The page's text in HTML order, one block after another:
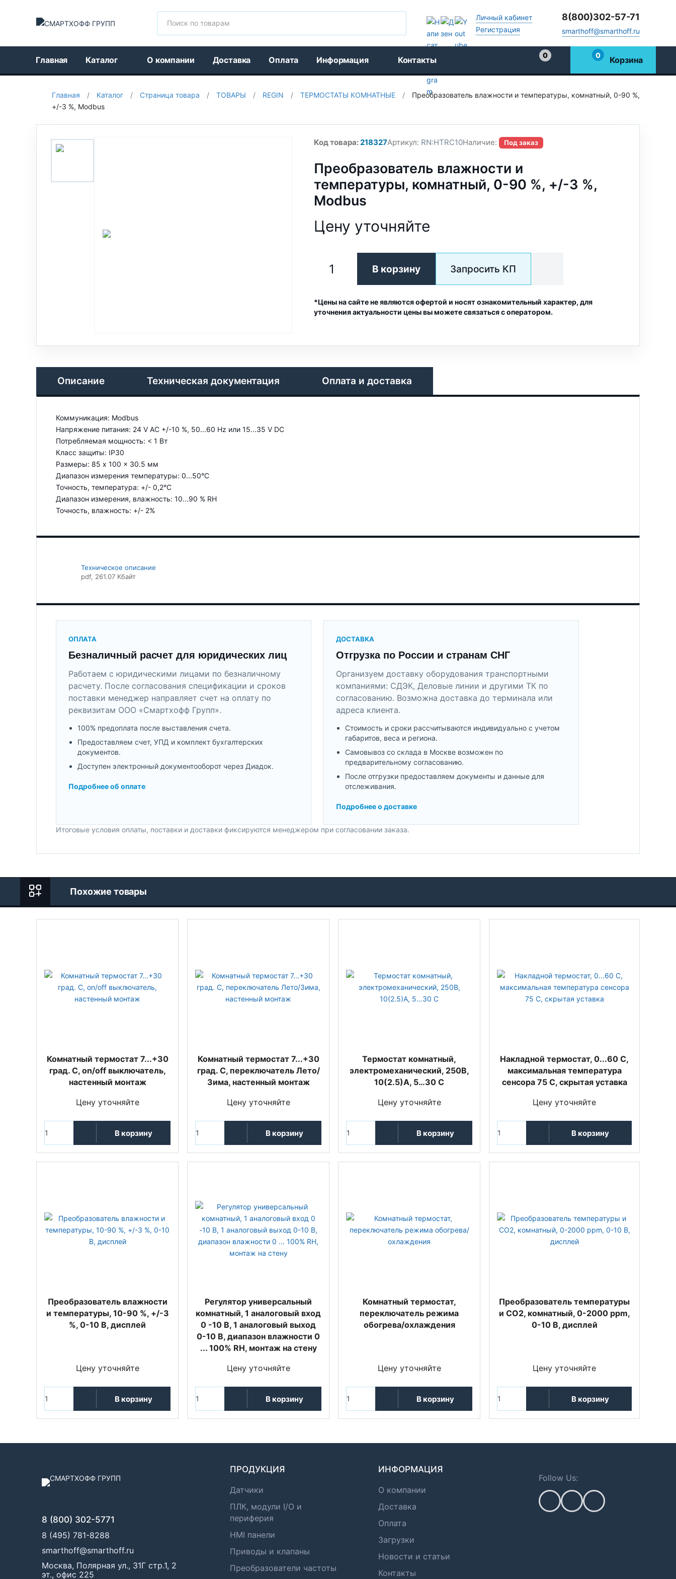
Личный кабинет
Регистрация
8(800)302-57-71
smarthoff@smarthoff.ru
Главная Каталог О компании Доставка Оплата Информация Контакты
0
0 Корзина
Главная / Каталог / Страница товара / ТОВАРЫ / REGIN / ТЕРМОСТАТЫ КОМНАТНЫЕ /
Преобразователь влажности и температуры, комнатный, 0-90 %,
+/-3 %, Modbus
Код товара:218327Артикул: RN:HTRC10Наличие: Под заказ
Преобразователь влажности и
температуры, комнатный, 0-90 %, +/-3 %,
Modbus
Цену уточняйте
В корзину Запросить КП
*Цены на сайте не являются офертой и носят ознакомительный характер, для
уточнения актуальности цены вы можете связаться с оператором.
Описание Техническая документация Оплата и доставка
Коммуникация: Modbus
Напряжение питания: 24 V AC +/-10 %, 50...60 Hz или 15...35 V DC
Потребляемая мощность: < 1 Вт
Класс защиты: IP30
Размеры: 85 x 100 x 30.5 мм
Диапазон измерения температуры: 0...50°C
Точность, температура: +/- 0,2°C
Диапазон измерения, влажность: 10...90 % RH
Точность, влажность: +/- 2%
Техническое описание
pdf, 261.07 Кбайт
ОПЛАТА
Безналичный расчет для юридических лиц
Работаем с юридическими лицами по безналичному
расчету. После согласования спецификации и сроков
поставки менеджер направляет счет на оплату по
реквизитам ООО «Смартхофф Групп».
100% предоплата после выставления счета.
Предоставляем счет, УПД и комплект бухгалтерских
документов.
Доступен электронный документооборот через Диадок.
Подробнее об оплате
ДОСТАВКА
Отгрузка по России и странам СНГ
Организуем доставку оборудования транспортными
компаниями: СДЭК, Деловые линии и другими ТК по
согласованию. Возможна доставка до терминала или
адреса клиента.
Стоимость и сроки рассчитываются индивидуально с учетом
габаритов, веса и региона.
Самовывоз со склада в Москве возможен по
предварительному согласованию.
После отгрузки предоставляем документы и данные для
отслеживания.
Подробнее о доставке
Итоговые условия оплаты, поставки и доставки фиксируются менеджером при согласовании заказа.
Похожие товары
Комнатный термостат 7...+30
град. C, on/off выключатель,
настенный монтаж
Цену уточняйте
В корзину
Комнатный термостат 7...+30
град. C, переключатель Лето/
Зима, настенный монтаж
Цену уточняйте
В корзину
Термостат комнатный,
электромеханический, 250В,
10(2.5)А, 5…30 С
Цену уточняйте
В корзину
Накладной термостат, 0...60 С,
максимальная температура
сенсора 75 С, скрытая уставка
Цену уточняйте
В корзину
Преобразователь влажности
и температуры, 10-90 %, +/-3
%, 0-10 В, дисплей
Цену уточняйте
В корзину
Регулятор универсальный
комнатный, 1 аналоговый вход
0 -10 В, 1 аналоговый выход
0-10 В, диапазон влажности 0
... 100% RH, монтаж на стену
Цену уточняйте
В корзину
Комнатный термостат,
переключатель режима
обогрева/охлаждения
Цену уточняйте
В корзину
Преобразователь температуры
и CO2, комнатный, 0-2000 ppm,
0-10 В, дисплей
Цену уточняйте
В корзину
8 (800) 302-5771
8 (495) 781-8288
smarthoff@smarthoff.ru
Москва, Полярная ул., 31Г стр.1, 2
эт., офис 225
ПРОДУКЦИЯ
Датчики
ПЛК, модули I/O и
периферия
HMI панели
Приводы и клапаны
Преобразователи частоты
ИНФОРМАЦИЯ
О компании
Доставка
Оплата
Загрузки
Новости и статьи
Контакты
Follow Us: